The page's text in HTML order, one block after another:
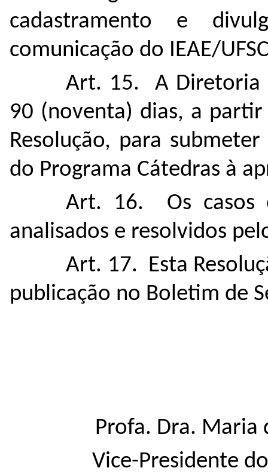
cadastramento e
comunicação do IEAE/
Art. 15. A Diretoria
90 (noventa) dias, a
Resolução, para
do Programa Cátedras à
Art. 16. Os casos
analisados e resolvidos
Art. 17. Esta
publicação no Boletim de
Profa. Dra. Maria
Vice-Presidente